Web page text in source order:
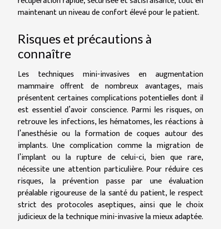
maintenant un niveau de confort élevé pour le patient.
Risques et précautions à
connaître
Les techniques mini-invasives en augmentation
mammaire offrent de nombreux avantages, mais
présentent certaines complications potentielles dont il
est essentiel d’avoir conscience. Parmi les risques, on
retrouve les infections, les hématomes, les réactions à
l’anesthésie ou la formation de coques autour des
implants. Une complication comme la migration de
l’implant ou la rupture de celui-ci, bien que rare,
nécessite une attention particulière. Pour réduire ces
risques, la prévention passe par une évaluation
préalable rigoureuse de la santé du patient, le respect
strict des protocoles aseptiques, ainsi que le choix
judicieux de la technique mini-invasive la mieux adaptée.